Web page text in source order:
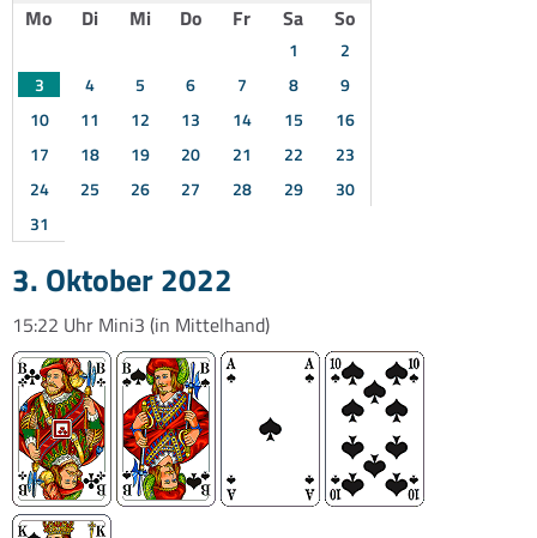
Mo
Di Mi Do Fr Sa So
1
2
3
4 5 6 7 8
9
10
11 12 13 14 15
16
17
18 19 20 21 22
23
24
25 26 27 28 29
30
31
3. Oktober 2022
15:22 Uhr Mini3 (in Mittelhand)